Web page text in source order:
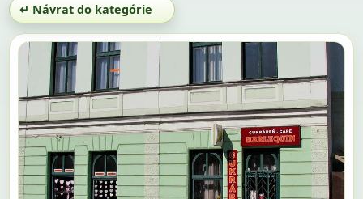
↵ Návrat do kategórie